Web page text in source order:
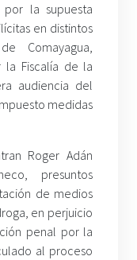
la supuesta
en distintos
Comayagua,
la Fiscalía de la
audiencia del
medidas
Roger Adán
presuntos
de medios
en perjuicio
penal por la
al proceso